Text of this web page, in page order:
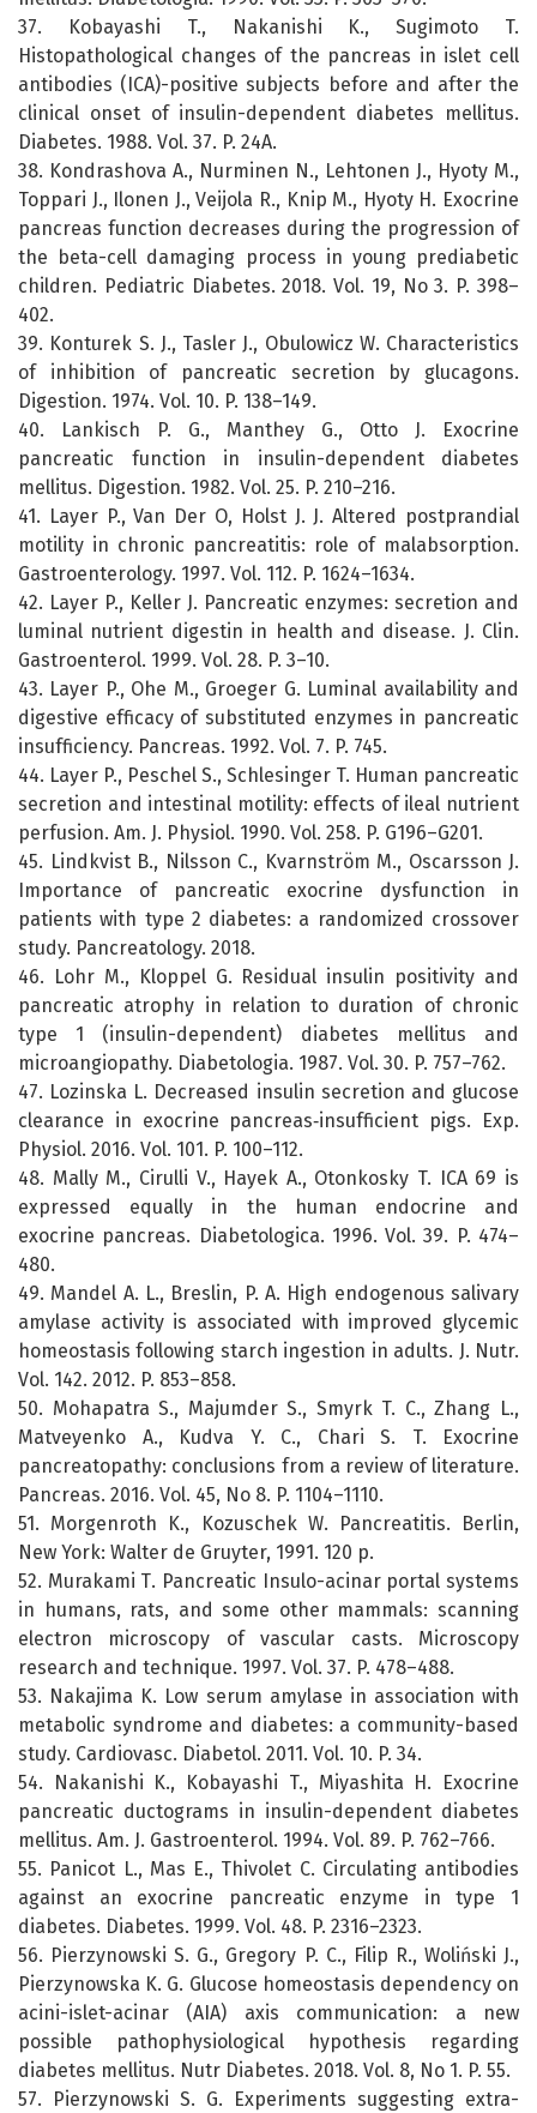
37. Kobayashi T., Nakanishi K., Sugimoto T.
Histopathological changes of the pancreas in islet cell
antibodies (ICA)-positive subjects before and after the
clinical onset of insulin-dependent diabetes mellitus.
Diabetes. 1988. Vol. 37. P. 24A.
38. Kondrashova A., Nurminen N., Lehtonen J., Hyoty M.,
Toppari J., Ilonen J., Veijola R., Knip M., Hyoty H. Exocrine
pancreas function decreases during the progression of
the beta-cell damaging process in young prediabetic
children. Pediatric Diabetes. 2018. Vol. 19, No 3. P. 398–
402.
39. Konturek S. J., Tasler J., Obulowicz W. Characteristics
of inhibition of pancreatic secretion by glucagons.
Digestion. 1974. Vol. 10. P. 138–149.
40. Lankisch P. G., Manthey G., Otto J. Exocrine
pancreatic function in insulin-dependent diabetes
mellitus. Digestion. 1982. Vol. 25. P. 210–216.
41. Layer P., Van Der O, Holst J. J. Altered postprandial
motility in chronic pancreatitis: role of malabsorption.
Gastroenterology. 1997. Vol. 112. P. 1624–1634.
42. Layer P., Keller J. Pancreatic enzymes: secretion and
luminal nutrient digestin in health and disease. J. Clin.
Gastroenterol. 1999. Vol. 28. P. 3–10.
43. Layer P., Ohe M., Groeger G. Luminal availability and
digestive efficacy of substituted enzymes in pancreatic
insufficiency. Pancreas. 1992. Vol. 7. P. 745.
44. Layer P., Peschel S., Schlesinger T. Human pancreatic
secretion and intestinal motility: effects of ileal nutrient
perfusion. Am. J. Physiol. 1990. Vol. 258. P. G196–G201.
45. Lindkvist B., Nilsson C., Kvarnström M., Oscarsson J.
Importance of pancreatic exocrine dysfunction in
patients with type 2 diabetes: a randomized crossover
study. Pancreatology. 2018.
46. Lohr M., Kloppel G. Residual insulin positivity and
pancreatic atrophy in relation to duration of chronic
type 1 (insulin-dependent) diabetes mellitus and
microangiopathy. Diabetologia. 1987. Vol. 30. P. 757–762.
47. Lozinska L. Decreased insulin secretion and glucose
clearance in exocrine pancreas‐insufficient pigs. Exp.
Physiol. 2016. Vol. 101. P. 100–112.
48. Mally M., Cirulli V., Hayek A., Otonkosky T. ICA 69 is
expressed equally in the human endocrine and
exocrine pancreas. Diabetologica. 1996. Vol. 39. P. 474–
480.
49. Mandel A. L., Breslin, P. A. High endogenous salivary
amylase activity is associated with improved glycemic
homeostasis following starch ingestion in adults. J. Nutr.
Vol. 142. 2012. P. 853–858.
50. Mohapatra S., Majumder S., Smyrk T. C., Zhang L.,
Matveyenko A., Kudva Y. C., Chari S. T. Exocrine
pancreatopathy: conclusions from a review of literature.
Pancreas. 2016. Vol. 45, No 8. P. 1104–1110.
51. Morgenroth K., Kozuschek W. Pancreatitis. Berlin,
New York: Walter de Gruyter, 1991. 120 p.
52. Murakami Т. Pancreatic Insulo-acinar portal systems
in humans, rats, and some other mammals: scanning
electron microscopy of vascular casts. Microscopy
research and technique. 1997. Vol. 37. P. 478–488.
53. Nakajima K. Low serum amylase in association with
metabolic syndrome and diabetes: a community-based
study. Cardiovasc. Diabetol. 2011. Vol. 10. P. 34.
54. Nakanishi K., Kobayashi T., Miyashita H. Exocrine
pancreatic ductograms in insulin-dependent diabetes
mellitus. Am. J. Gastroenterol. 1994. Vol. 89. P. 762–766.
55. Panicot L., Mas E., Thivolet C. Circulating antibodies
against an exocrine pancreatic enzyme in type 1
diabetes. Diabetes. 1999. Vol. 48. P. 2316–2323.
56. Pierzynowski S. G., Gregory P. C., Filip R., Woliński J.,
Pierzynowska K. G. Glucose homeostasis dependency on
acini-islet-acinar (AIA) axis communication: a new
possible pathophysiological hypothesis regarding
diabetes mellitus. Nutr Diabetes. 2018. Vol. 8, No 1. P. 55.
57. Pierzynowski S. G. Experiments suggesting extra-